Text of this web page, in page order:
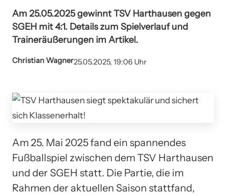
Am 25.05.2025 gewinnt TSV Harthausen gegen
SGEH mit 4:1. Details zum Spielverlauf und
Traineräußerungen im Artikel.
Christian Wagner25.05.2025, 19:06 Uhr
Am 25. Mai 2025 fand ein spannendes
Fußballspiel zwischen dem TSV Harthausen
und der SGEH statt. Die Partie, die im
Rahmen der aktuellen Saison stattfand,